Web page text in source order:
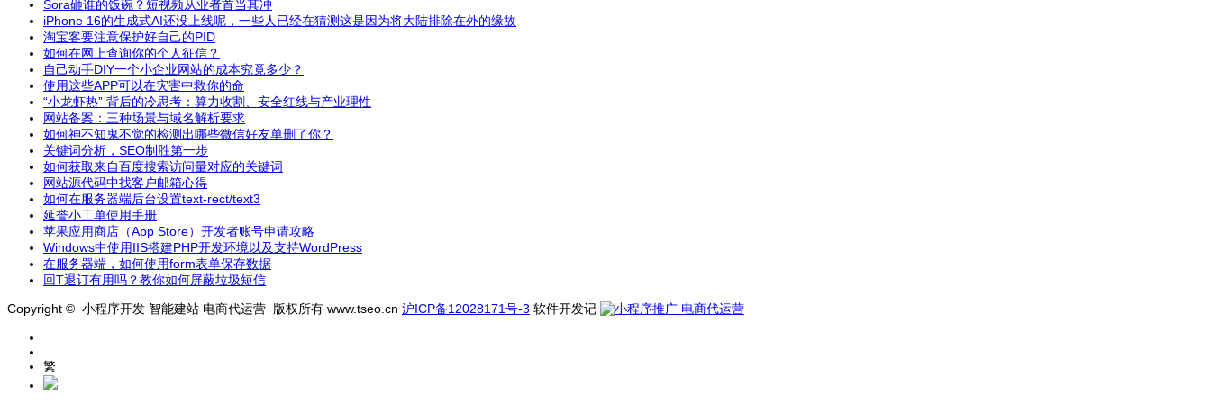
Sora砸谁的饭碗？短视频从业者首当其冲
iPhone 16的生成式AI还没上线呢，一些人已经在猜测这是因为将大陆排除在外的缘故
淘宝客要注意保护好自己的PID
如何在网上查询你的个人征信？
自己动手DIY一个小企业网站的成本究竟多少？
使用这些APP可以在灾害中救你的命
“小龙虾热” 背后的冷思考：算力收割、安全红线与产业理性
网站备案：三种场景与域名解析要求
如何神不知鬼不觉的检测出哪些微信好友单删了你？
关键词分析，SEO制胜第一步
如何获取来自百度搜索访问量对应的关键词
网站源代码中找客户邮箱心得
如何在服务器端后台设置text-rect/text3
延誉小工单使用手册
苹果 应用商店（App Store）开发者账号申请攻略
Windows中使用IIS搭建PHP开发环境以及支持WordPress
在服务器端，如何使用form表单保存数据
回T退订有用吗？教你如何屏蔽垃圾短信
Copyright © 小程序开发 智能建站 电商代运营 版权所有 www.tseo.cn 沪ICP备12028171号-3 软件开发记
繁